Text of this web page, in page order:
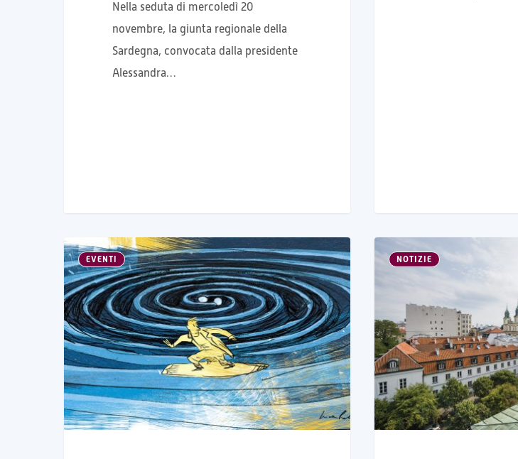
Nella seduta di mercoledì 20
novembre, la giunta regionale della
Sardegna, convocata dalla presidente
Alessandra…
EVENTI NOTIZIE